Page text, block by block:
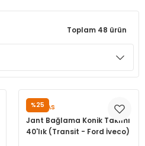
Toplam 48 ürün
%25
PUMALAS
Jant Bağlama Konik Takımı
40'lık (Transit - Ford İveco)